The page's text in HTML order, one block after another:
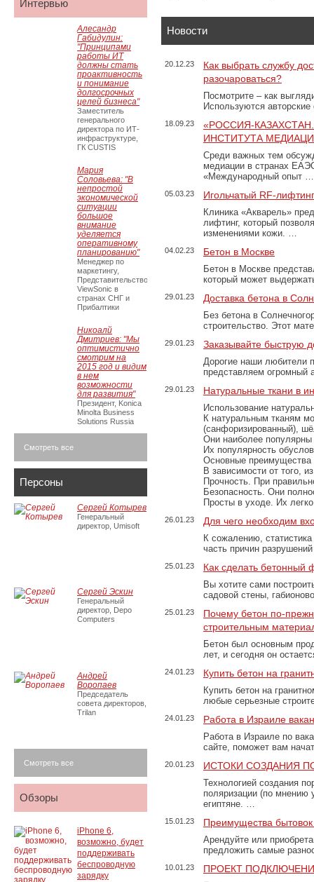
Новости
20.12.23
Как выбрать службу
разочароваться?
Посмотрите – как
Используются
18.09.23
«РОССИЯ-
ИНСТИТУТА
Среди важных тем
медиации в странах
«Международный опыт …
05.03.23 Игольчатый RF-
Клиника «Акварель»
лифтинг, который
изменениями кожи. …
04.02.23 Бетон в Москве
Бетон в Москве
который может
29.01.23 Доставка бетона в
Без бетона в
строительство. Этот
29.01.23 Заказывайте быструю
Дорогие наши любители
представляем огромный
29.01.23 Натуральные ткани в
Использование
К натуральным тканям
(санфоризированный),
Они наиболее популярны
Их популярность
Основные преимущества
В зависимости от того,
Прочность. При
Безопасность. Они
Просты в уходе. Их
26.01.23 Для чего необходим
К сожалению,
часть причин
25.01.23 Как сделать бетонный
Вы хотите сами
садовой стены,
25.01.23
Почему бетон по-
строительным
Бетон был основным
лет, и сегодня он
24.01.23 Купить бетон на
Купить бетон на
любые серьезные
24.01.23 Работа в Израиле
Работа в Израиле по
сайте, поможет вам
20.01.23 ИСТОКИ СОЗДАНИЯ
Технологией создания
поляризации (по
египтяне. …
15.01.23 Преимущества
Арендуйте или
предложить самые
10.01.23 ПРОЕКТ
Интервью
Алесандр
Габидулин:
"Принципами
работы ИТ
должны стать
проактивность
и понимание
долгосрочных
целей бизнеса"
Заместитель
генерального
директора по ИТ-
инфраструктуре,
ГК CUSTIS
Мария
Соловьева: "В
непростой
экономической
ситуации
большое
внимание
уделяется
оперативному
планированию"
Менеджер по
маркетингу,
Представительство
ViewSonic в
странах СНГ и
Прибалтики
Никоалй
Дмитриев: "Мы
оптимистично
смотрим на
2015 год и видим
в нем
возможности
для развития"
Президент, Konica
Minolta Business
Solutions Russia
Смотреть все
Персоны
Сергей Котырев
Генеральный
директор, Umisoft
Сергей Эскин
Генеральный
директор, Depo
Computers
Андрей
Воропаев
Председатель
совета директоров,
Trilan
Смотреть все
Обзоры
iPhone 6,
возможно, будет
поддерживать
беспроводную
зарядку